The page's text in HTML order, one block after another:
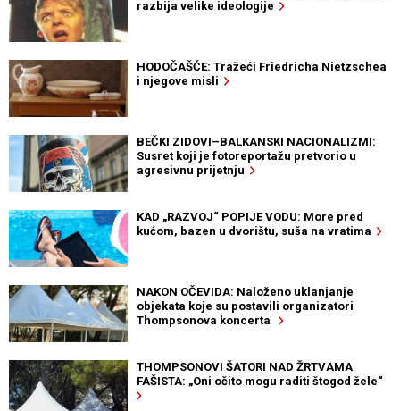
razbija velike ideologije
HODOČAŠĆE: Tražeći Friedricha Nietzschea
i njegove misli
BEČKI ZIDOVI–BALKANSKI NACIONALIZMI:
Susret koji je fotoreportažu pretvorio u
agresivnu prijetnju
KAD „RAZVOJ“ POPIJE VODU: More pred
kućom, bazen u dvorištu, suša na vratima
NAKON OČEVIDA: Naloženo uklanjanje
objekata koje su postavili organizatori
Thompsonova koncerta
THOMPSONOVI ŠATORI NAD ŽRTVAMA
FAŠISTA: „Oni očito mogu raditi štogod žele“